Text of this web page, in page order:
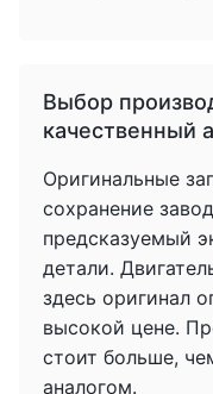
Выбор
качественный
Оригинальные
сохранение
предсказуемый
детали.
здесь оригинал
высокой цене.
стоит больше,
аналогом.